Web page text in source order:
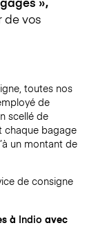
de vos
toutes nos
de
scellé de
chaque bagage
un montant de
de consigne
à Indio avec